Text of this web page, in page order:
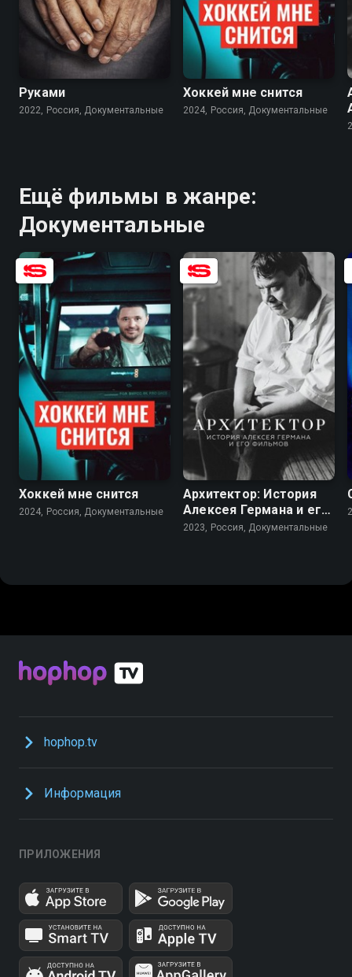
7.2
Руками
2022, Россия, Документальные
Хоккей мне снится
2024, Россия, Документальные
Ещё фильмы в жанре:
Документальные
Хоккей мне снится
2024, Россия, Документальные
7.2
Архитектор: История
Алексея Германа и его
фильмов
2023, Россия, Документальные
hophop.tv
Информация
ПРИЛОЖЕНИЯ